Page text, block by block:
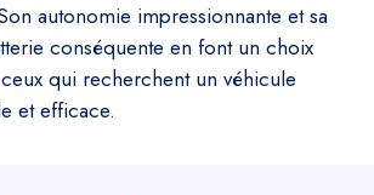
autonomie impressionnante et sa
conséquente en font un choix
qui recherchent un véhicule
et efficace.